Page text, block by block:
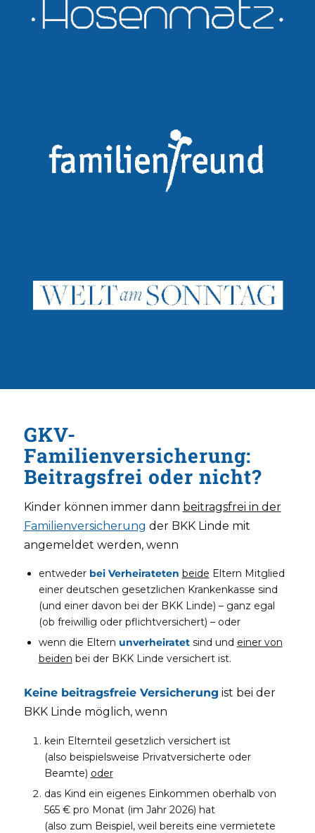
GKV-
Familienversicherung:
Beitragsfrei oder nicht?
Kinder können immer dann beitragsfrei in der
Familienversicherung der BKK Linde mit
angemeldet werden, wenn
entweder bei Verheirateten beide Eltern Mitglied
einer deutschen gesetzlichen Krankenkasse sind
(und einer davon bei der BKK Linde) – ganz egal
(ob freiwillig oder pflichtversichert) – oder
wenn die Eltern unverheiratetsind und einer von
beiden bei der BKK Linde versichert ist.
Keine beitragsfreie Versicherung ist bei der
BKK Linde möglich, wenn
kein Elternteil gesetzlich versichert ist
(also beispielsweise Privatversicherte oder
Beamte) oder
das Kind ein eigenes Einkommen oberhalb von
565 € pro Monat (im Jahr 2026) hat
(also zum Beispiel, weil bereits eine vermietete